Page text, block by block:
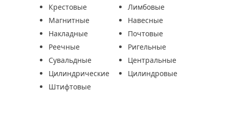
Крестовые
Лимбовые
Магнитные
Навесные
Накладные
Почтовые
Реечные
Ригельные
Сувальдные
Центральные
Цилиндрические
Цилиндровые
Штифтовые